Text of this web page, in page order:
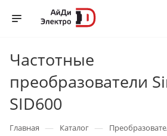
Частотные
преобразователи
SID600
Главная — Каталог —